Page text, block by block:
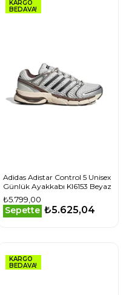
KARGO
BEDAVA!
Adidas Adistar Control 5 Unisex
Günlük Ayakkabı KI6153 Beyaz
₺5.799,00
Sepette ₺5.625,04
KARGO
BEDAVA!